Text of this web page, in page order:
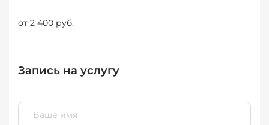
от 2 400 руб.
Запись на услугу